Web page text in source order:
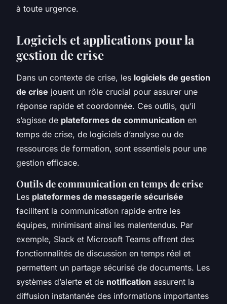
à toute urgence.
Logiciels et applications pour la
gestion de crise
Dans un contexte de crise, les logiciels de gestion
de crise jouent un rôle crucial pour assurer une
réponse rapide et coordonnée. Ces outils, qu’il
s’agisse de plateformes de communication en
temps de crise, de logiciels d’analyse ou de
ressources de formation, sont essentiels pour une
gestion efficace.
Outils de communication en temps de crise
Les plateformes de messagerie sécurisée
facilitent la communication rapide entre les
équipes, minimisant ainsi les malentendus. Par
exemple, Slack et Microsoft Teams offrent des
fonctionnalités de discussion en temps réel et
permettent un partage sécurisé de documents. Les
systèmes d’alerte et de notification assurent la
diffusion instantanée des informations importantes